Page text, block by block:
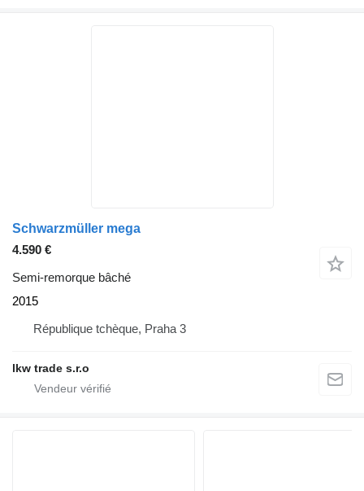
Schwarzmüller mega
4.590 €
Semi-remorque bâché
2015
République tchèque, Praha 3
lkw trade s.r.o